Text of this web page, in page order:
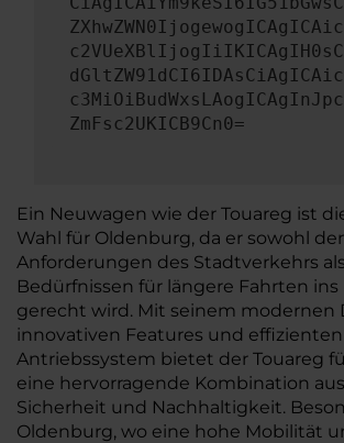
ZmFsc2UKICB9Cn0=
Ein Neuwagen wie der Touareg ist
Wahl für Oldenburg, da er sowohl
Anforderungen des Stadtverkehrs
Bedürfnissen für längere Fahrten ins
gerecht wird. Mit seinem modernen
innovativen Features und effizienten
Antriebssystem bietet der Touareg
eine hervorragende Kombination
Sicherheit und Nachhaltigkeit.
Oldenburg, wo eine hohe Mobilität